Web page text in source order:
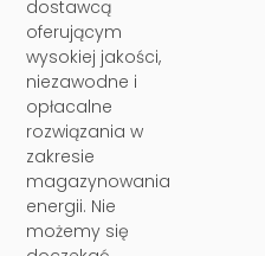
dostawcą
oferującym
wysokiej jakości,
niezawodne i
opłacalne
rozwiązania w
zakresie
magazynowania
energii. Nie
możemy się